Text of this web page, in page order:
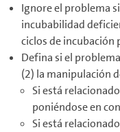
Ignore el problema
incubabilidad
ciclos de incubación
Defina si el
(2) la manipulación
Si está
poniéndose en
Si está